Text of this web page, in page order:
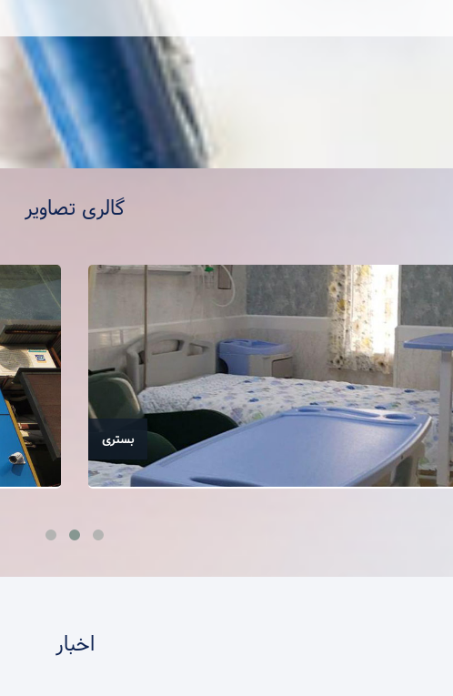
گالری تصاویر
بستری
اخبار